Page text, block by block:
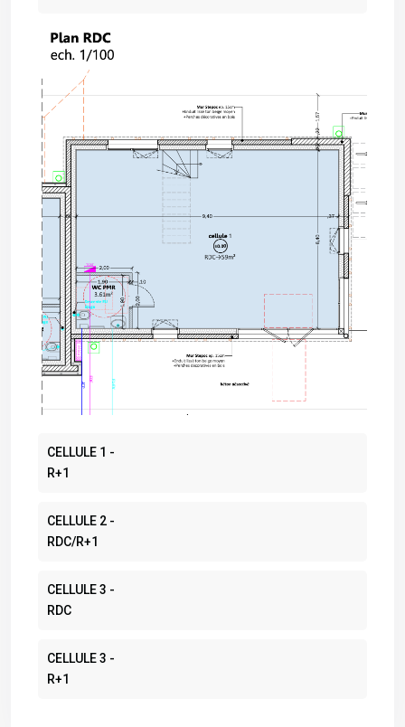
CELLULE 1 -
R+1
CELLULE 2 -
RDC/R+1
CELLULE 3 -
RDC
CELLULE 3 -
R+1